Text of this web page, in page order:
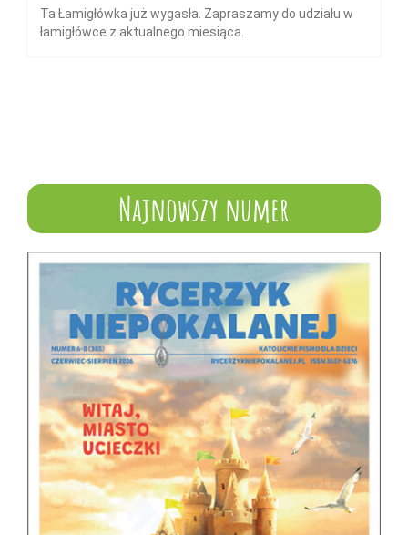
Ta Łamigłówka już wygasła. Zapraszamy do udziału w
łamigłówce z aktualnego miesiąca.
Najnowszy numer